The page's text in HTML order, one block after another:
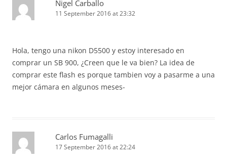
Nigel Carballo
11 September 2016 at 23:32
Hola, tengo una nikon D5500 y estoy interesado en
comprar un SB 900, ¿Creen que le va bien? La idea de
comprar este flash es porque tambien voy a pasarme a una
mejor cámara en algunos meses-
Carlos Fumagalli
17 September 2016 at 22:24